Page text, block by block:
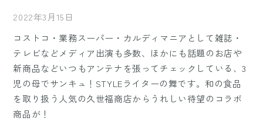
2022年3月15日
コストコ・業務スーパー・カルディマニアとして雑誌・
テレビなどメディア出演も多数、ほかにも話題のお店や
新商品などいつもアンテナを張ってチェックしている、3
児の母でサンキュ！STYLEライターの舞です。和の食品
を取り扱う人気の久世福商店からうれしい待望のコラボ
商品が！